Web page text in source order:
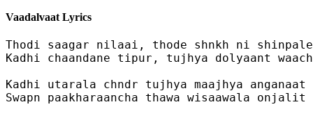
Vaadalvaat Lyrics
Thodi saagar nilaai, thode shnkh ni
Kadhi chaandane tipur, tujhya dolyaant
Kadhi utarala chndr tujhya maajhya anganaat
Swapn paakharaancha thawa wisaawala onjalit